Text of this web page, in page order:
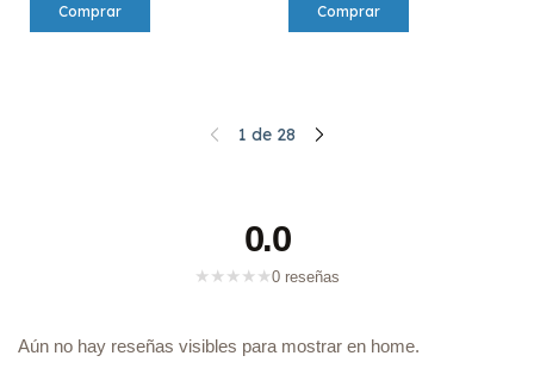
1 de 28
0.0
★ ★ ★ ★ ★0 reseñas
Aún no hay reseñas visibles para mostrar en home.